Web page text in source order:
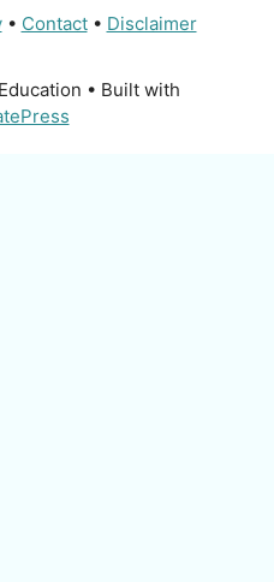
• Contact• Disclaimer
• Built with